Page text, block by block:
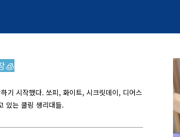
🧊
기 시작했다. 쏘피, 화이트, 시크릿데이, 디어스
있는 쿨링 생리대들.